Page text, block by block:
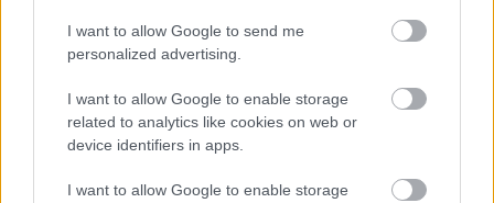
I want to allow Google to send me
personalized advertising.
I want to allow Google to enable storage
related to analytics like cookies on web or
device identifiers in apps.
I want to allow Google to enable storage
| 2023.09.21 21:31
Hiába volt csalódott a The Division 2 eredményeit látva, a